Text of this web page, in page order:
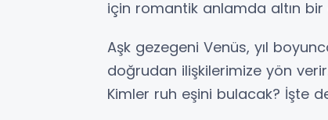
için romantik anlamda altın
Aşk gezegeni Venüs, yıl
doğrudan ilişkilerimize yön
Kimler ruh eşini bulacak? İşte